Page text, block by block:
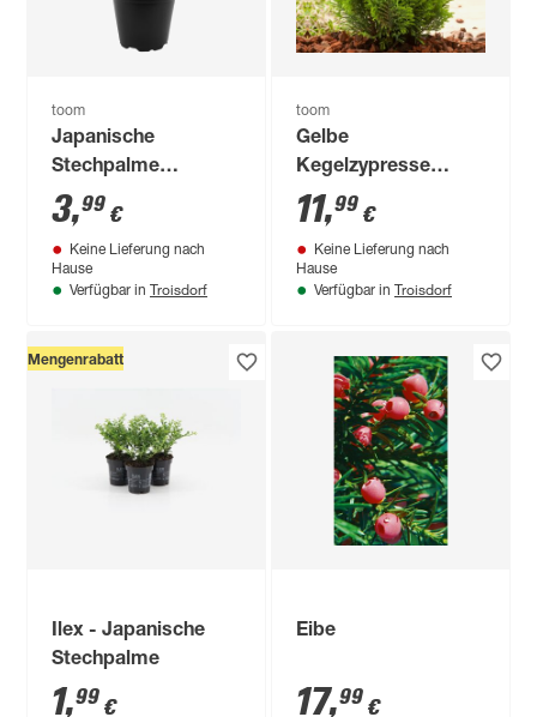
toom
Japanische
Stechpalme
verschiedene Sorten
13 cm Topf
3,99 €
Keine Lieferung nach
Hause
Verfügbar in Troisdorf
toom
Gelbe
Kegelzypresse
'Ellwood"s Empire'
17 cm Topf
11,99 €
Keine Lieferung nach
Hause
Verfügbar in Troisdorf
Mengenrabatt
Ilex - Japanische
Stechpalme
1,99 €
Eibe
17,99 €